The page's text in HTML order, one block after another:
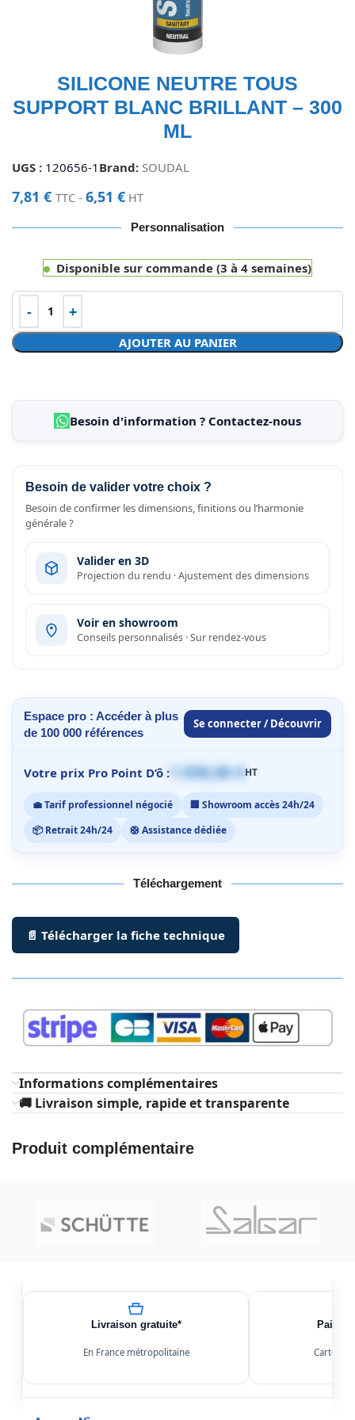
SILICONE NEUTRE TOUS
SUPPORT BLANC BRILLANT – 300
ML
UGS : 120656-1 Brand: SOUDAL
7,81 € TTC - 6,51 € HT
Personnalisation
Disponible sur commande (3 à 4 semaines)
AJOUTER AU PANIER
Besoin d'information ? Contactez-nous
Besoin de valider votre choix ?
Besoin de confirmer les dimensions, finitions ou l’harmonie
générale ?
Valider en 3D
Projection du rendu · Ajustement des dimensions
Voir en showroom
Conseils personnalisés · Sur rendez-vous
Espace pro : Accéder à plus
de 100 000 références
Se connecter / Découvrir
Votre prix Pro Point D’ô : 1 059,00 €HT
💼 Tarif professionnel négocié
🏢 Showroom accès 24h/24
📦 Retrait 24h/24
🛟 Assistance dédiée
Téléchargement
📄 Télécharger la fiche technique
Informations complémentaires
🚚 Livraison simple, rapide et transparente
Produit complémentaire
Livraison gratuite*
En France métropolitaine Carte,